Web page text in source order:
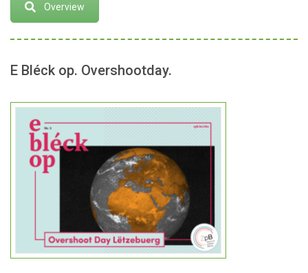
Overview
E Bléck op. Overshootday.